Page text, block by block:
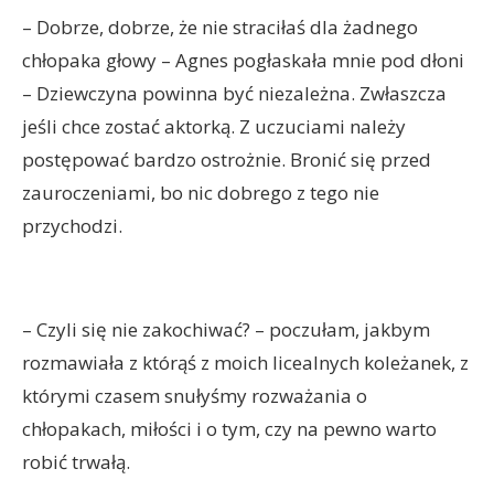
– Dobrze, dobrze, że nie straciłaś dla żadnego
chłopaka głowy – Agnes pogłaskała mnie pod dłoni
– Dziewczyna powinna być niezależna. Zwłaszcza
jeśli chce zostać aktorką. Z uczuciami należy
postępować bardzo ostrożnie. Bronić się przed
zauroczeniami, bo nic dobrego z tego nie
przychodzi.
– Czyli się nie zakochiwać? – poczułam, jakbym
rozmawiała z którąś z moich licealnych koleżanek, z
którymi czasem snułyśmy rozważania o
chłopakach, miłości i o tym, czy na pewno warto
robić trwałą.